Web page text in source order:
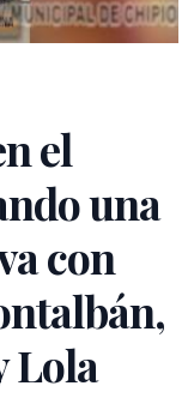
el
una
con
Lola